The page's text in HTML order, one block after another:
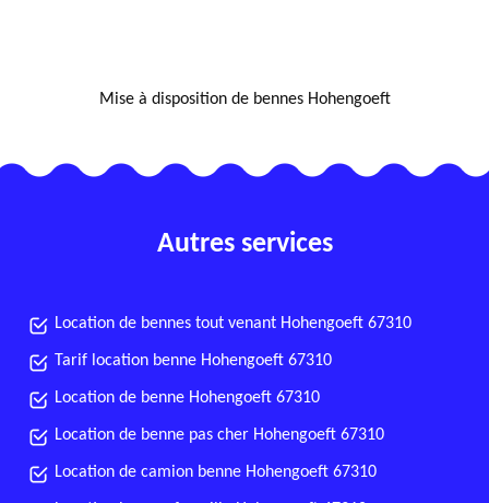
Mise à disposition de bennes Hohengoeft
Autres services
Location de bennes tout venant Hohengoeft 67310
Tarif location benne Hohengoeft 67310
Location de benne Hohengoeft 67310
Location de benne pas cher Hohengoeft 67310
Location de camion benne Hohengoeft 67310